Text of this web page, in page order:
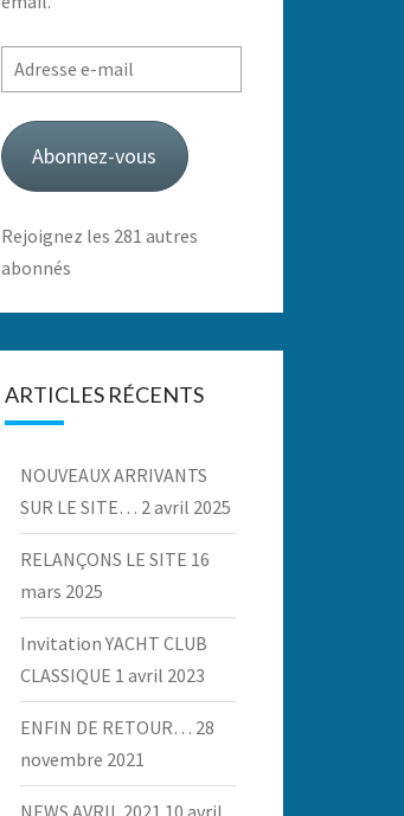
Adresse
e-
mail
Abonnez-vous
Rejoignez les 281 autres
abonnés
ARTICLES RÉCENTS
NOUVEAUX ARRIVANTS
SUR LE SITE… 2 avril 2025
RELANÇONS LE SITE 16
mars 2025
Invitation YACHT CLUB
CLASSIQUE 1 avril 2023
ENFIN DE RETOUR… 28
novembre 2021
NEWS AVRIL 2021 10 avril